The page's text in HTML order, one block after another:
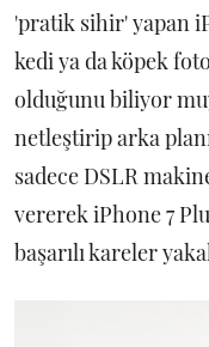
'pratik sihir' yapan
kedi ya da köpek
olduğunu biliyor
netleştirip arka
sadece DSLR
vererek iPhone 7
başarılı kareler